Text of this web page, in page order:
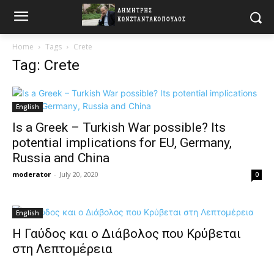
Home Tags Crete
Tag: Crete
English
Is a Greek – Turkish War possible? Its
potential implications for EU, Germany,
Russia and China
moderator - July 20, 2020 0
English
Η Γαύδος και ο Διάβολος που Κρύβεται
στη Λεπτομέρεια